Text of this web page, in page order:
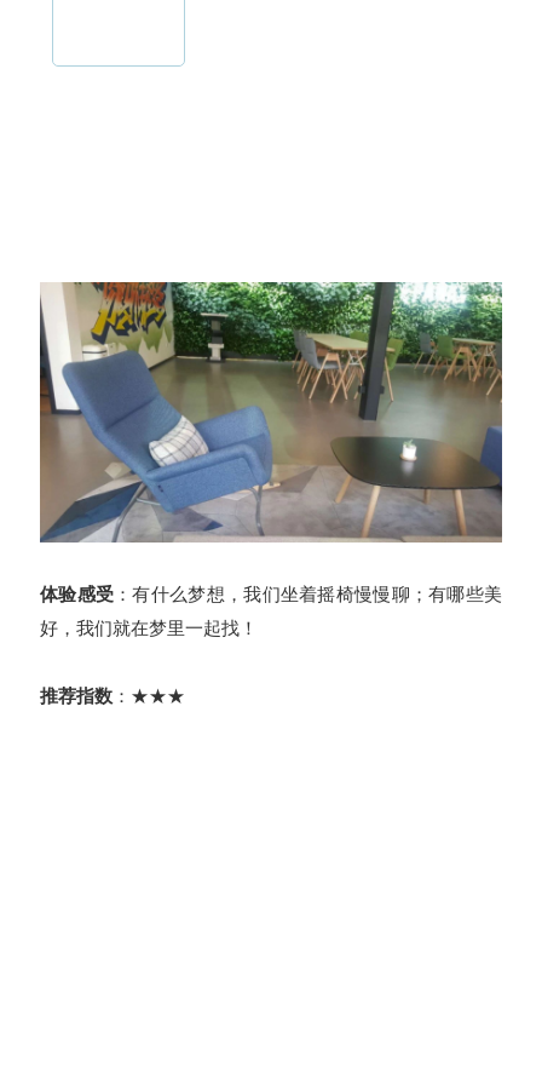
体验感受 ：有什么梦想，我们坐着摇椅慢慢聊；有哪些美
好，我们就在梦里一起找！
推荐指数：★★★